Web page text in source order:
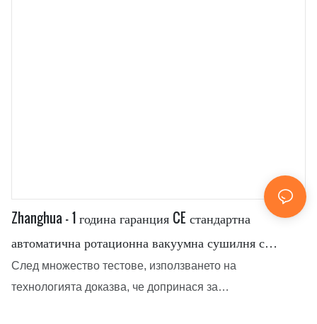
Zhanghua - 1 година гаранция CE стандартна
автоматична ротационна вакуумна сушилня с
остриета Многофункционална сушилня с остриета
След множество тестове, използването на
технологията доказва, че допринася за